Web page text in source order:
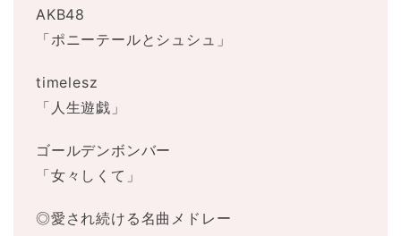
AKB48
「ポニーテールとシュシュ」
timelesz
「人生遊戯」
ゴールデンボンバー
「女々しくて」
◎愛され続ける名曲メドレー